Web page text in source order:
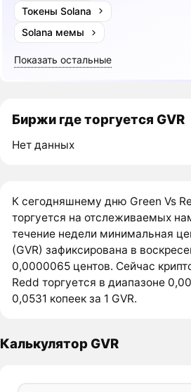
Токены Solana
Solana мемы
Показать остальные
Биржи где торгуется GVR
Нет данных
К сегодняшнему дню Green Vs
торгуется на отслеживаемых
течение недели минимальная
(GVR) зафиксирована в
0,0000065 центов. Сейчас
Redd торгуется в диапазоне
0,0531 копеек за 1 GVR.
Калькулятор GVR